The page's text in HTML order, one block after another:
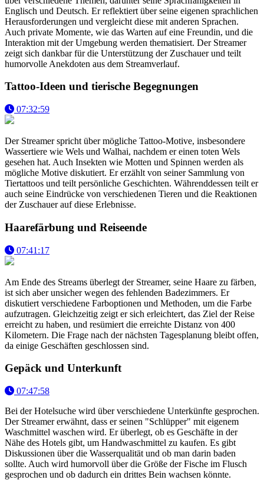
Englisch und Deutsch. Er reflektiert über seine eigenen sprachlichen
Herausforderungen und vergleicht diese mit anderen Sprachen.
Auch private Momente, wie das Warten auf eine Freundin, und die
Interaktion mit der Umgebung werden thematisiert. Der Streamer
zeigt sich dankbar für die Unterstützung der Zuschauer und teilt
humorvolle Anekdoten aus dem Streamverlauf.
Tattoo-Ideen und tierische Begegnungen
07:32:59
Der Streamer spricht über mögliche Tattoo-Motive, insbesondere
Wassertiere wie Wels und Walhai, nachdem er einen toten Wels
gesehen hat. Auch Insekten wie Motten und Spinnen werden als
mögliche Motive diskutiert. Er erzählt von seiner Sammlung von
Tiertattoos und teilt persönliche Geschichten. Währenddessen teilt er
auch seine Eindrücke von verschiedenen Tieren und die Reaktionen
der Zuschauer auf diese Erlebnisse.
Haarefärbung und Reiseende
07:41:17
Am Ende des Streams überlegt der Streamer, seine Haare zu färben,
ist sich aber unsicher wegen des fehlenden Badezimmers. Er
diskutiert verschiedene Farboptionen und Methoden, um die Farbe
aufzutragen. Gleichzeitig zeigt er sich erleichtert, das Ziel der Reise
erreicht zu haben, und resümiert die erreichte Distanz von 400
Kilometern. Die Frage nach der nächsten Tagesplanung bleibt offen,
da einige Geschäften geschlossen sind.
Gepäck und Unterkunft
07:47:58
Bei der Hotelsuche wird über verschiedene Unterkünfte gesprochen.
Der Streamer erwähnt, dass er seinen "Schlüpper" mit eigenem
Waschmittel waschen wird. Er überlegt, ob es Geschäfte in der
Nähe des Hotels gibt, um Handwaschmittel zu kaufen. Es gibt
Diskussionen über die Wasserqualität und ob man darin baden
sollte. Auch wird humorvoll über die Größe der Fische im Flusch
gesprochen und ob dadurch ein drittes Bein wachsen könnte.